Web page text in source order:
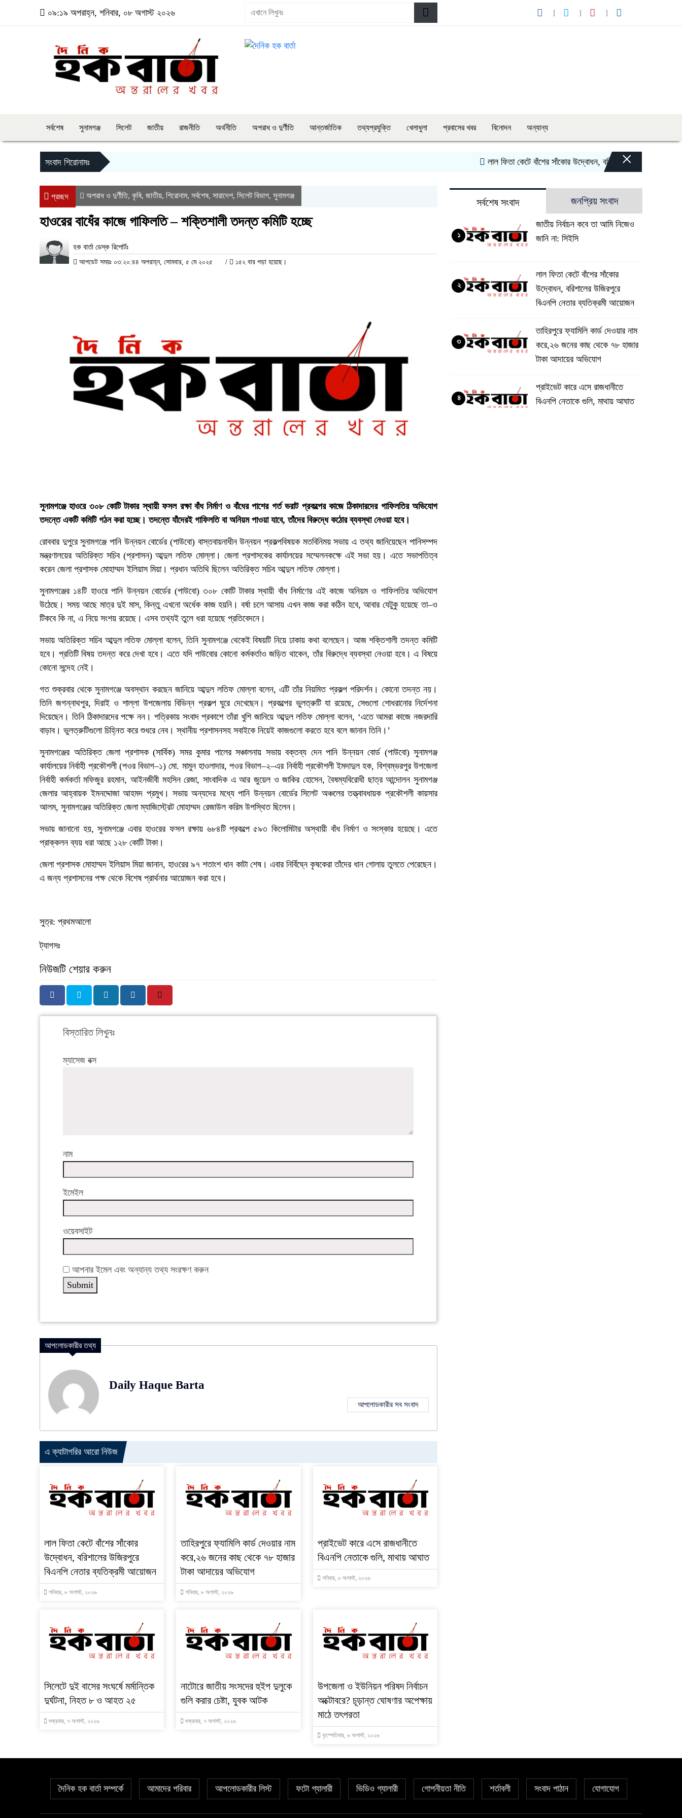
০৯:১৯ অপরাহ্ন, শনিবার, ০৮ অগাস্ট ২০২৬
সর্বশেষ সুনামগঞ্জ সিলেট জাতীয় রাজনীতি অর্থনীতি অপরাধ ও দুর্ণীতি আন্তর্জাতিক তথ্যপ্রযুক্তি খেলাধুলা প্রবাসের খবর বিনোদন অন্যান্য
সংবাদ শিরোনামঃ ‎লাল ফিতা কেটে বাঁশের সাঁকোর উদ্বোধন, বরিশালের উজিরপুরে বিএনপি
×
প্রচ্ছদ অপরাধ ও দুর্ণীতি, কৃষি, জাতীয়, শিরোনাম, সর্বশেষ, সারাদেশ, সিলেট বিভাগ, সুনামগঞ্জ
হাওরের বাধেঁর কাজে গাফিলতি – শক্তিশালী তদন্ত কমিটি হচ্ছে
হক বার্তা ডেস্ক রিপোর্টঃ
আপডেট সময়ঃ ০৩:২০:৪৪ অপরাহ্ন, সোমবার, ৫ মে ২০২৫ / ১৫২ বার পড়া হয়েছে।
সুনামগঞ্জে হাওরে ৩০৮ কোটি টাকার স্থায়ী ফসল রক্ষা বাঁধ নির্মাণ ও বাঁধের পাশের গর্ত ভরাট প্রকল্পের কাজে ঠিকাদারদের গাফিলতির অভিযোগ
তদন্তে একটি কমিটি গঠন করা হচ্ছে। তদন্তে যাঁদেরই গাফিলতি বা অনিয়ম পাওয়া যাবে, তাঁদের বিরুদ্ধে কঠোর ব্যবস্থা নেওয়া হবে।
রোববার দুপুরে সুনামগঞ্জে পানি উন্নয়ন বোর্ডের (পাউবো) বাস্তবায়নাধীন উন্নয়ন প্রকল্পবিষয়ক মতবিনিময় সভায় এ তথ্য জানিয়েছেন পানিসম্পদ
মন্ত্রণালয়ের অতিরিক্ত সচিব (প্রশাসন) আব্দুল লতিফ মোল্লা। জেলা প্রশাসকের কার্যালয়ের সম্মেলনকক্ষে এই সভা হয়। এতে সভাপতিত্ব
করেন জেলা প্রশাসক মোহাম্মদ ইলিয়াস মিয়া। প্রধান অতিথি ছিলেন অতিরিক্ত সচিব আব্দুল লতিফ মোল্লা।
সুনামগঞ্জের ১৪টি হাওরে পানি উন্নয়ন বোর্ডের (পাউবো) ৩০৮ কোটি টাকার স্থায়ী বাঁধ নির্মাণের এই কাজে অনিয়ম ও গাফিলতির অভিযোগ
উঠেছে। সময় আছে মাত্র দুই মাস, কিন্তু এখনো অর্ধেক কাজ হয়নি। বর্ষা চলে আসায় এখন কাজ করা কঠিন হবে, আবার যেটুকু হয়েছে তা–ও
টিকবে কি না, এ নিয়ে সংশয় রয়েছে। এসব তথ্যই তুলে ধরা হয়েছে প্রতিবেদনে।
সভায় অতিরিক্ত সচিব আব্দুল লতিফ মোল্লা বলেন, তিনি সুনামগঞ্জে থেকেই বিষয়টি নিয়ে ঢাকায় কথা বলেছেন। আজ শক্তিশালী তদন্ত কমিটি
হবে। প্রতিটি বিষয় তদন্ত করে দেখা হবে। এতে যদি পাউবোর কোনো কর্মকর্তাও জড়িত থাকেন, তাঁর বিরুদ্ধে ব্যবস্থা নেওয়া হবে। এ বিষয়ে
কোনো সন্দেহ নেই।
গত শুক্রবার থেকে সুনামগঞ্জে অবস্থান করছেন জানিয়ে আব্দুল লতিফ মোল্লা বলেন, এটি তাঁর নিয়মিত প্রকল্প পরিদর্শন। কোনো তদন্ত নয়।
তিনি জগন্নাথপুর, দিরাই ও শাল্লা উপজেলায় বিভিন্ন প্রকল্প ঘুরে দেখেছেন। প্রকল্পের ভুলত্রুটি যা রয়েছে, সেগুলো শোধরানোর নির্দেশনা
দিয়েছেন। তিনি ঠিকাদারদের পক্ষে নন। পত্রিকায় সংবাদ প্রকাশে তাঁরা খুশি জানিয়ে আব্দুল লতিফ মোল্লা বলেন, ‘এতে আমরা কাজে নজরদারি
বাড়াব। ভুলত্রুটিগুলো চিহ্নিত করে শুধরে নেব। স্থানীয় প্রশাসনসহ সবাইকে নিয়েই কাজগুলো করতে হবে বলে জানান তিনি।’
সুনামগঞ্জের অতিরিক্ত জেলা প্রশাসক (সার্বিক) সমর কুমার পালের সঞ্চালনায় সভায় বক্তব্য দেন পানি উন্নয়ন বোর্ড (পাউবো) সুনামগঞ্জ
কার্যালয়ের নির্বাহী প্রকৌশলী (পওর বিভাগ–১) মো. মামুন হাওলাদার, পওর বিভাগ–২–এর নির্বাহী প্রকৌশলী ইমদাদুল হক, বিশ্বম্ভরপুর উপজেলা
নির্বাহী কর্মকর্তা মফিজুর রহমান, আইনজীবী মহসিন রেজা, সাংবাদিক এ আর জুয়েল ও জাকির হোসেন, বৈষম্যবিরোধী ছাত্র আন্দোলন সুনামগঞ্জ
জেলার আহ্বায়ক ইমনদ্দোজা আহমদ প্রমুখ। সভায় অন্যদের মধ্যে পানি উন্নয়ন বোর্ডের সিলেট অঞ্চলের তত্ত্বাবধায়ক প্রকৌশলী কায়সার
আলম, সুনামগঞ্জের অতিরিক্ত জেলা ম্যাজিস্ট্রেট মোহাম্মদ রেজাউল করিম উপস্থিত ছিলেন।
সভায় জানানো হয়, সুনামগঞ্জে এবার হাওরের ফসল রক্ষায় ৬৮৪টি প্রকল্পে ৫৯৩ কিলোমিটার অস্থায়ী বাঁধ নির্মাণ ও সংস্কার হয়েছে। এতে
প্রাক্কলন ব্যয় ধরা আছে ১২৮ কোটি টাকা।
জেলা প্রশাসক মোহাম্মদ ইলিয়াস মিয়া জানান, হাওরের ৯৭ শতাংশ ধান কাটা শেষ। এবার নির্বিঘ্নে কৃষকেরা তাঁদের ধান গোলায় তুলতে পেরেছেন।
এ জন্য প্রশাসনের পক্ষ থেকে বিশেষ প্রার্থনার আয়োজন করা হবে।
সুত্র: প্রথমআলো
ট্যাগসঃ
নিউজটি শেয়ার করুন
বিস্তারিত লিখুনঃ
ম্যাসেজ বক্স
নাম
ইমেইল
ওয়েবসাইট
আপনার ইমেল এবং অন্যান্য তথ্য সংরক্ষণ করুন
আপলোডকারীর তথ্য
Daily Haque Barta
আপলোডকারীর সব সংবাদ
এ ক্যাটাগরির আরো নিউজ
‎লাল ফিতা কেটে বাঁশের সাঁকোর
উদ্বোধন, বরিশালের উজিরপুরে
বিএনপি নেতার ব্যতিক্রমী আয়োজন
শনিবার, ৮ অগাস্ট, ২০২৬
তাহিরপুরে ফ্যামিলি কার্ড দেওয়ার নাম
করে,২৬ জনের কাছ থেকে ৭৮ হাজার
টাকা আদায়ের অভিযোগ
শনিবার, ৮ অগাস্ট, ২০২৬
প্রাইভেট কারে এসে রাজধানীতে
বিএনপি নেতাকে গুলি, মাথায় আঘাত
শনিবার, ৮ অগাস্ট, ২০২৬
সিলেটে দুই বাসের সংঘর্ষে মর্মান্তিক
দুর্ঘটনা, নিহত ৮ ও আহত ২৫
শুক্রবার, ৭ অগাস্ট, ২০২৬
নাটোরে জাতীয় সংসদের হুইপ দুলুকে
গুলি করার চেষ্টা, যুবক আটক
শুক্রবার, ৭ অগাস্ট, ২০২৬
উপজেলা ও ইউনিয়ন পরিষদ নির্বাচন
অক্টোবরে? চূড়ান্ত ঘোষণার অপেক্ষায়
মাঠে তৎপরতা
বৃহস্পতিবার, ৬ অগাস্ট, ২০২৬
সর্বশেষ সংবাদ জনপ্রিয় সংবাদ
জাতীয় নির্বাচন কবে তা আমি নিজেও
জানি না: সিইসি
১
‎লাল ফিতা কেটে বাঁশের সাঁকোর
উদ্বোধন, বরিশালের উজিরপুরে
বিএনপি নেতার ব্যতিক্রমী আয়োজন
২
তাহিরপুরে ফ্যামিলি কার্ড দেওয়ার নাম
করে,২৬ জনের কাছ থেকে ৭৮ হাজার
টাকা আদায়ের অভিযোগ
৩
প্রাইভেট কারে এসে রাজধানীতে
বিএনপি নেতাকে গুলি, মাথায় আঘাত
৪
দৈনিক হক বার্তা সম্পর্কে আমাদের পরিবার আপলোডকারীর লিস্ট ফটো গ্যালারী ভিডিও গ্যালারী গোপনীয়তা নীতি শর্তাবলী সংবাদ পাঠান যোগাযোগ